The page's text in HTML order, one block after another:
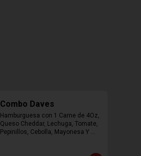
Combo Daves
Hamburguesa con 1 Carne de 4Oz,
Queso Cheddar, Lechuga, Tomate,
Pepinillos, Cebolla, Mayonesa Y